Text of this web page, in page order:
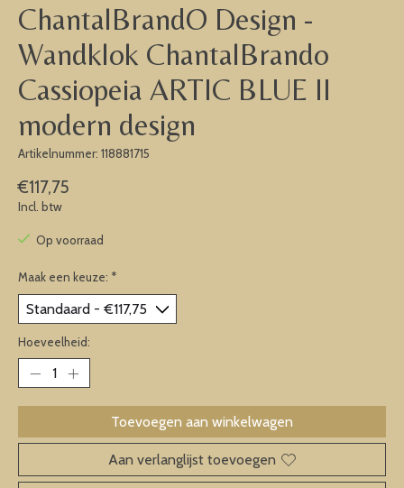
ChantalBrandO Design -
Wandklok ChantalBrando
Cassiopeia ARTIC BLUE II
modern design
Artikelnummer: 118881715
€117,75
Incl. btw
Op voorraad
Maak een keuze: *
Hoeveelheid:
Toevoegen aan winkelwagen
Aan verlanglijst toevoegen